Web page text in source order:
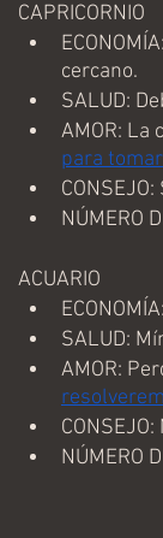
CAPRICORNIO
cercano.
SALUD:
AMOR:
para
NÚMERO
ACUARIO
SALUD:
AMOR:
NÚMERO